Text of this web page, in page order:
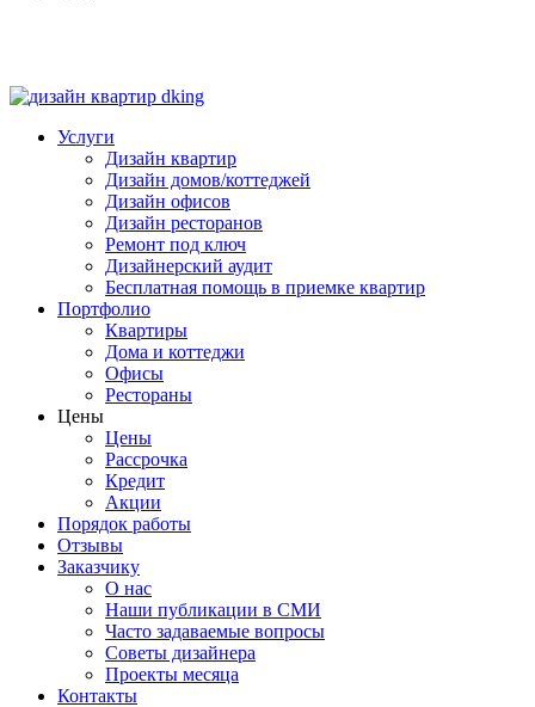
dking
Услуги
Дизайн квартир
Дизайн домов/коттеджей
Дизайн офисов
Дизайн ресторанов
Ремонт под ключ
Дизайнерский аудит
Бесплатная помощь в приемке квартир
Портфолио
Квартиры
Дома и коттеджи
Офисы
Рестораны
Цены
Цены
Рассрочка
Кредит
Акции
Порядок работы
Отзывы
Заказчику
О нас
Наши публикации в СМИ
Часто задаваемые вопросы
Советы дизайнера
Проекты месяца
Контакты